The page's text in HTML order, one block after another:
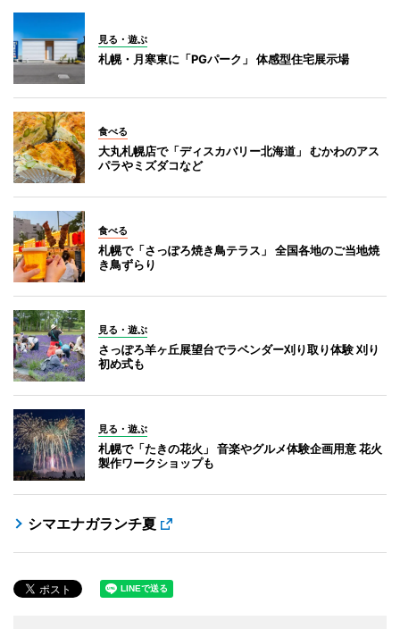
見る・遊ぶ
札幌・月寒東に「PGパーク」 体感型住宅展示場
食べる
大丸札幌店で「ディスカバリー北海道」 むかわのアス
パラやミズダコなど
食べる
札幌で「さっぽろ焼き鳥テラス」 全国各地のご当地焼
き鳥ずらり
見る・遊ぶ
さっぽろ羊ヶ丘展望台でラベンダー刈り取り体験 刈り
初め式も
見る・遊ぶ
札幌で「たきの花火」 音楽やグルメ体験企画用意 花火
製作ワークショップも
シマエナガランチ夏